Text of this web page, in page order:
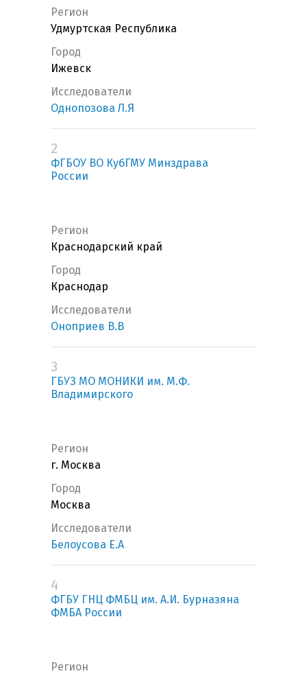
Регион
Удмуртская Республика
Город
Ижевск
Исследователи
Однопозова Л.Я
2
ФГБОУ ВО КубГМУ Минздрава
России
Регион
Краснодарский край
Город
Краснодар
Исследователи
Оноприев В.В
3
ГБУЗ МО МОНИКИ им. М.Ф.
Владимирского
Регион
г. Москва
Город
Москва
Исследователи
Белоусова Е.А
4
ФГБУ ГНЦ ФМБЦ им. А.И. Бурназяна
ФМБА России
Регион